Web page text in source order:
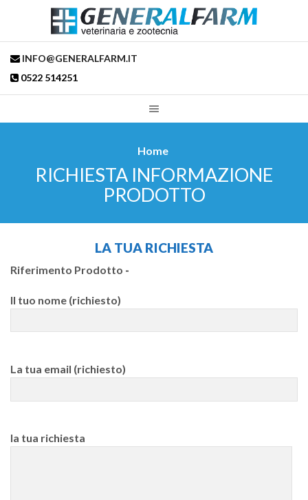
INFO@GENERALFARM.IT
0522 514251
Home
RICHIESTA INFORMAZIONE
PRODOTTO
LA TUA RICHIESTA
Riferimento Prodotto -
Il tuo nome (richiesto)
La tua email (richiesto)
la tua richiesta